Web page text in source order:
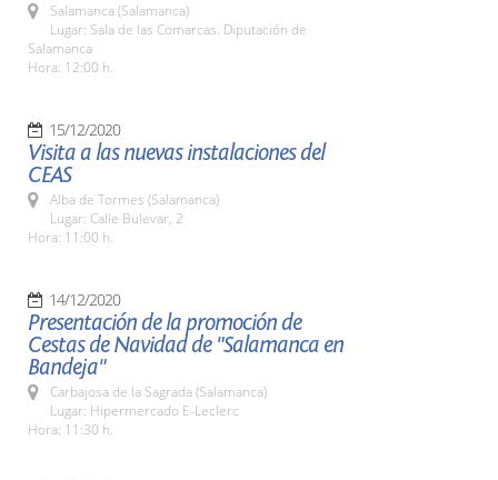
Salamanca (Salamanca)
Lugar: Sala de las Comarcas. Diputación de
Salamanca
Hora: 12:00 h.
15/12/2020
Visita a las nuevas instalaciones del
CEAS
Alba de Tormes (Salamanca)
Lugar: Calle Bulevar, 2
Hora: 11:00 h.
14/12/2020
Presentación de la promoción de
Cestas de Navidad de "Salamanca en
Bandeja"
Carbajosa de la Sagrada (Salamanca)
Lugar: Hipermercado E-Leclerc
Hora: 11:30 h.